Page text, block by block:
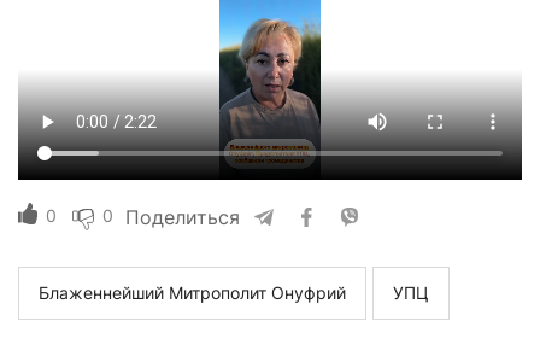
0 0 Поделиться
Блаженнейший Митрополит Онуфрий УПЦ